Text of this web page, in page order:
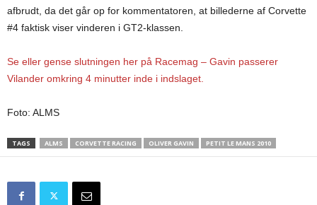
afbrudt, da det går op for kommentatoren, at billederne af Corvette
#4 faktisk viser vinderen i GT2-klassen.
Se eller gense slutningen her på Racemag – Gavin passerer
Vilander omkring 4 minutter inde i indslaget.
Foto: ALMS
TAGS ALMS CORVETTE RACING OLIVER GAVIN PETIT LE MANS 2010